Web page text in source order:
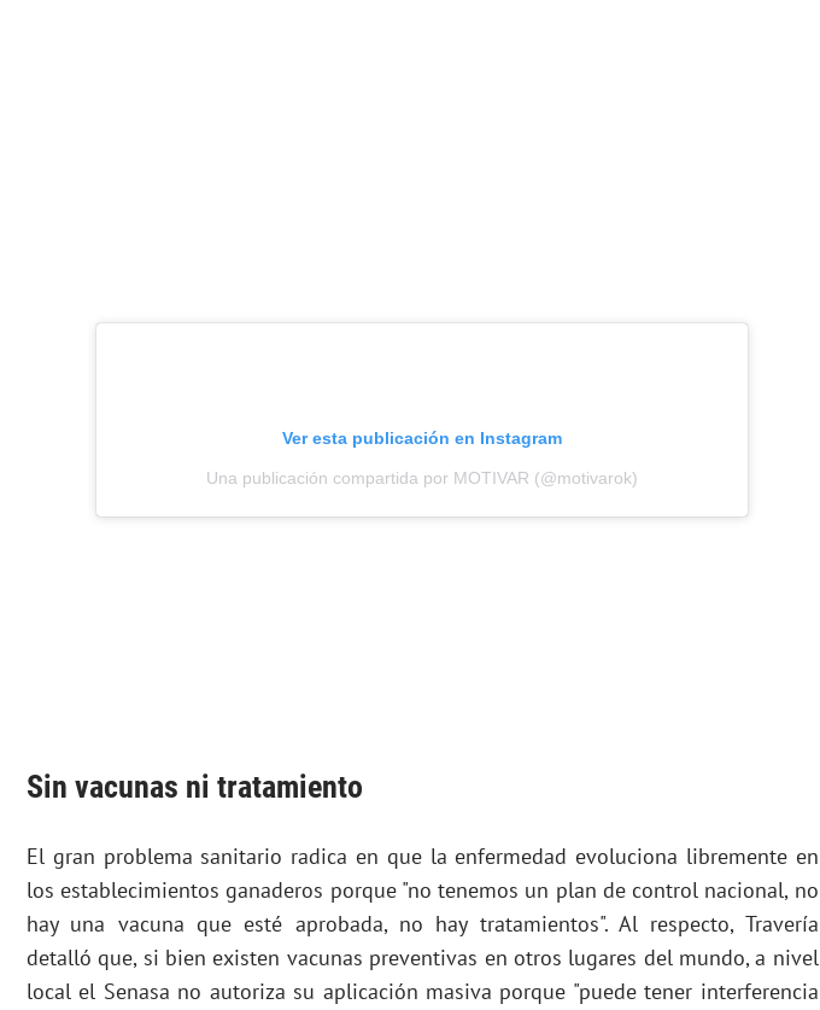
Ver esta publicación en Instagram
Una publicación compartida por MOTIVAR (@motivarok)
Sin vacunas ni tratamiento
El gran problema sanitario radica en que la enfermedad evoluciona libremente en
los establecimientos ganaderos porque "no tenemos un plan de control nacional, no
hay una vacuna que esté aprobada, no hay tratamientos". Al respecto, Travería
detalló que, si bien existen vacunas preventivas en otros lugares del mundo, a nivel
local el Senasa no autoriza su aplicación masiva porque "puede tener interferencia